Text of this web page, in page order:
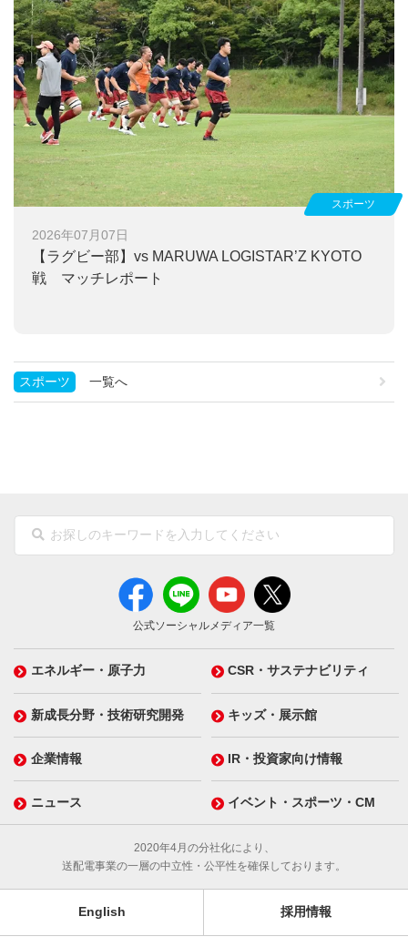
2026年07月07日
【ラグビー部】 vs MARUWA LOGISTAR’Z KYOTO
戦 マッチレポート
スポーツ
スポーツ 一覧へ
公式ソーシャルメディア一覧
エネルギー・原子力 CSR・サステナビリティ
新成長分野・技術研究開発 キッズ・展示館
企業情報 IR・投資家向け情報
ニュース イベント・スポーツ・CM
2020年4月の分社化により、
送配電事業の一層の中立性・公平性を確保しております。
English 採用情報